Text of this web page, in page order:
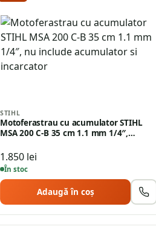
STIHL
Motoferastrau cu acumulator STIHL
MSA 200 C-B 35 cm 1.1 mm 1/4″,…
1.850 lei
În stoc
Adaugă în coș